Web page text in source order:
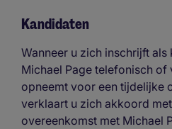
Kandidaten
Wanneer u zich inschrijft
Michael Page telefonisch
opneemt voor een tijdelijke
verklaart u zich akkoord
overeenkomst met Michael